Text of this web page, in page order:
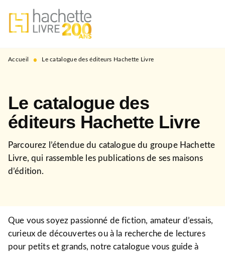
MENU RECHERCHE
PIED DE PAGE
Accueil • Le catalogue des éditeurs Hachette Livre
Le catalogue des
éditeurs Hachette Livre
Parcourez l’étendue du catalogue du groupe Hachette
Livre, qui rassemble les publications de ses maisons
d’édition.
Que vous soyez passionné de fiction, amateur d’essais,
curieux de découvertes ou à la recherche de lectures
pour petits et grands, notre catalogue vous guide à